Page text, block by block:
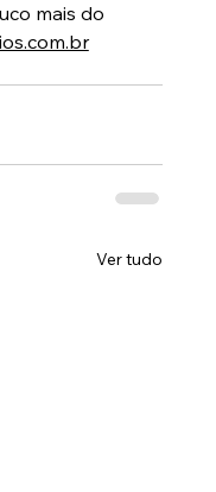
mais do
Ver tudo